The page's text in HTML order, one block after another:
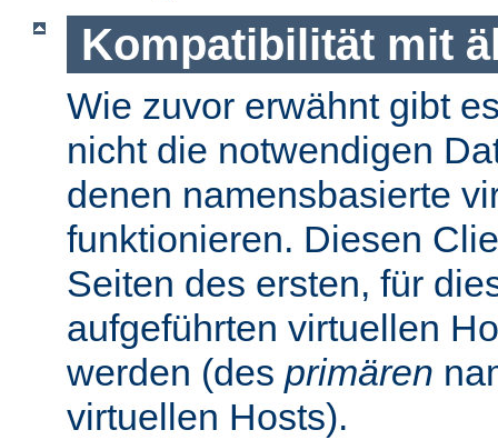
Kompatibilität mit
Wie zuvor erwähnt gibt
nicht die notwendigen
denen namensbasierte
funktionieren. Diesen
Seiten des ersten, für
aufgeführten virtuellen
werden (des primären
virtuellen Hosts).